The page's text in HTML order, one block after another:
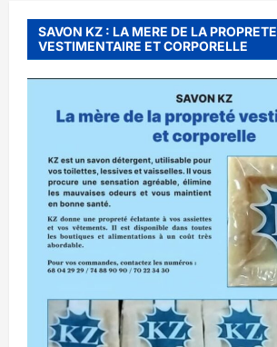
SAVON KZ : LA MERE DE LA PROPRETE
VESTIMENTAIRE ET CORPORELLE